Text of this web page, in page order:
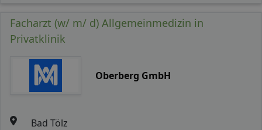
Facharzt (w/ m/ d) Allgemeinmedizin in
Privatklinik
Oberberg GmbH
Bad Tölz